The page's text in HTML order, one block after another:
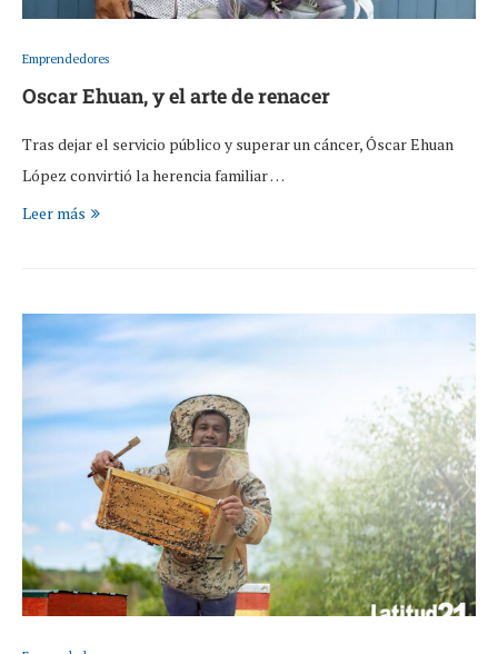
Emprendedores
Oscar Ehuan, y el arte de renacer
Tras dejar el servicio público y superar un cáncer, Óscar Ehuan
López convirtió la herencia familiar …
Leer más